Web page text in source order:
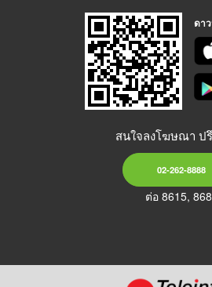
ดา
สนใจลงโฆษณา ป
02-262-8888
ต่อ 8615,